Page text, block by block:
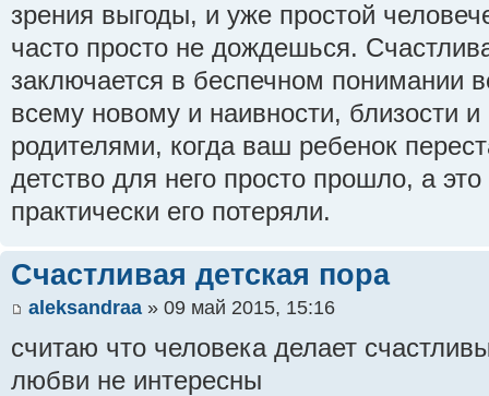
зрения выгоды, и уже простой
часто просто не дождешься.
заключается в беспечном понимании
всему новому и наивности, близости и
родителями, когда ваш ребенок
детство для него просто прошло, а это
практически его потеряли.
Счастливая детская пора
aleksandraa » 09 май 2015, 15:16
считаю что человека делает
любви не интересны